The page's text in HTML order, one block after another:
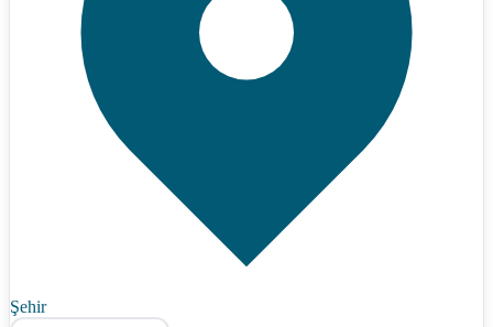
Şehir